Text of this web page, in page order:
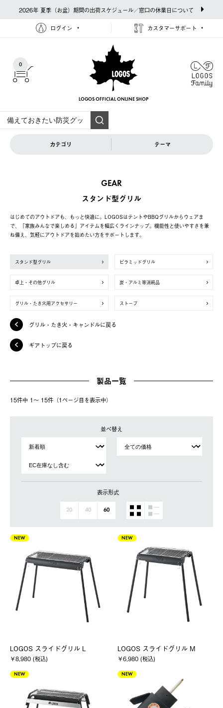
2026年 夏季（お盆）期間の出荷スケジュール／窓口の休業日について
ログイン カスタマーサポート
0
LOGOS OFFICIAL ONLINE SHOP
カテゴリ テーマ
GEAR
スタンド型グリル
はじめてのアウトドアも、もっと快適に。LOGOSはテントやBBQグリルからウェアま
で、「家族みんなで楽しめる」アイテムを幅広くラインナップ。機能性と使いやすさを兼
ね備え、気軽にアウトドアを始めたい方をサポートします。
スタンド型グリル ピラミッドグリル
卓上・その他グリル 炭・アルミ等消耗品
グリル・たき火用アクセサリー ストーブ
グリル・たき火・キャンドルに戻る
ギアトップに戻る
製品一覧
15件中 1〜 15件（1ページ⽬を表⽰中）
並べ替え
表示形式
20 40 60
NEW
LOGOS スライドグリル L
￥8,980 (税込)
NEW
LOGOS スライドグリル M
￥6,980 (税込)
NEW NEW